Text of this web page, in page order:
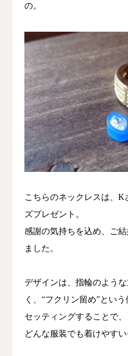
の。
こちらのネックレスは、K
ズプレゼント。
感謝の気持ちを込め、ご
ました。
デザインは、指輪のよう
く、“フクリン留め”とい
セッティングすることで、
どんな服装でも着けやす